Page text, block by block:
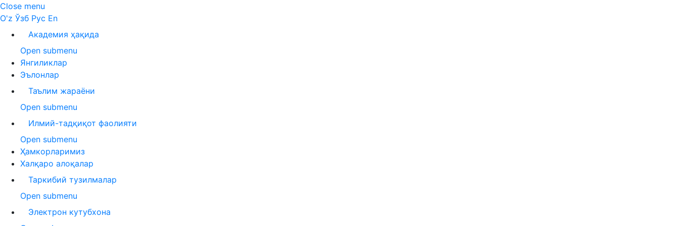
Close menu
O'z Ўзб Рус En
Академия ҳақида
Open submenu
Янгиликлар
Эълонлар
Таълим жараёни
Open submenu
Илмий-тадқиқот фаолияти
Open submenu
Ҳамкорларимиз
Халқаро алоқалар
Таркибий тузилмалар
Open submenu
Электрон кутубхона